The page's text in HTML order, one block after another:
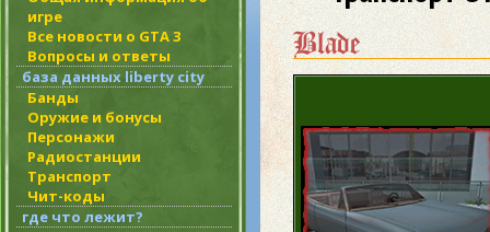
игре
Все новости о GTA 3
Вопросы и ответы
база данных liberty city
Банды
Оружие и бонусы
Персонажи
Радиостанции
Транспорт
Чит-коды
где что лежит?
Blade